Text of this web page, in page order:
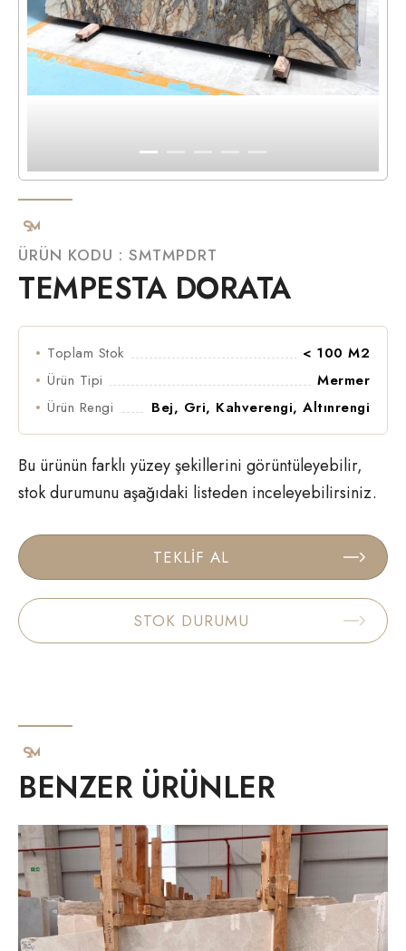
ÜRÜN KODU : SMTMPDRT
TEMPESTA DORATA
Toplam Stok
< 100 M2
Ürün Tipi
Mermer
Ürün Rengi
Bej, Gri, Kahverengi, Altınrengi
Bu ürünün farklı yüzey şekillerini görüntüleyebilir,
stok durumunu aşağıdaki listeden inceleyebilirsiniz.
TEKLİF AL
STOK DURUMU
BENZER ÜRÜNLER